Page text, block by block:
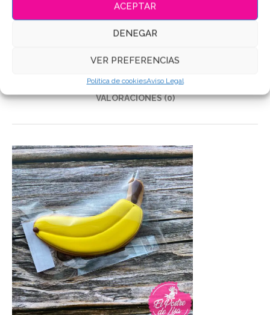
ACEPTAR
DENEGAR
VER PREFERENCIAS
Política de cookiesAviso Legal
Compartir
DESCRIPCIÓN
INFORMACIÓN ADICIONAL
VALORACIONES (0)